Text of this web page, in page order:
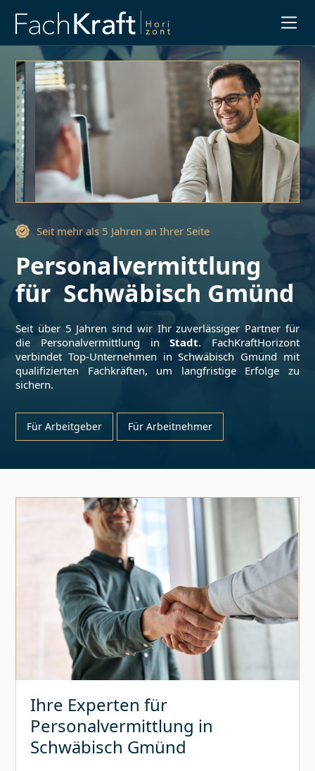
Seit mehr als 5 Jahren an Ihrer Seite
Personalvermittlung
für Schwäbisch Gmünd
Seit über 5 Jahren sind wir Ihr zuverlässiger Partner für
die Personalvermittlung inStadt. FachKraftHorizont
verbindet Top-Unternehmen inSchwäbisch Gmünd mit
qualifizierten Fachkräften, um langfristige Erfolge zu
sichern.
Für Arbeitgeber Für Arbeitnehmer
Slide 3 of 3.
Ihre Experten für
Personalvermittlung in
Schwäbisch Gmünd